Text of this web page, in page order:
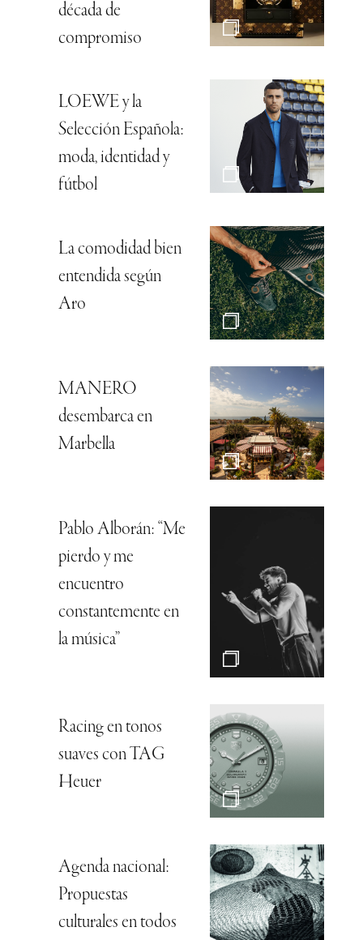
década de
compromiso
LOEWE y la
Selección Española:
moda, identidad y
fútbol
La comodidad bien
entendida según
Aro
MANERO
desembarca en
Marbella
Pablo Alborán: “Me
pierdo y me
encuentro
constantemente en
la música”
Racing en tonos
suaves con TAG
Heuer
Agenda nacional:
Propuestas
culturales en todos